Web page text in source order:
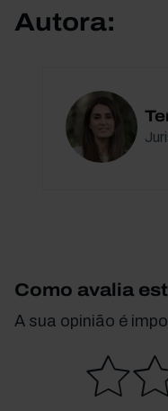
Autora:
Como avalia
A sua opinião é